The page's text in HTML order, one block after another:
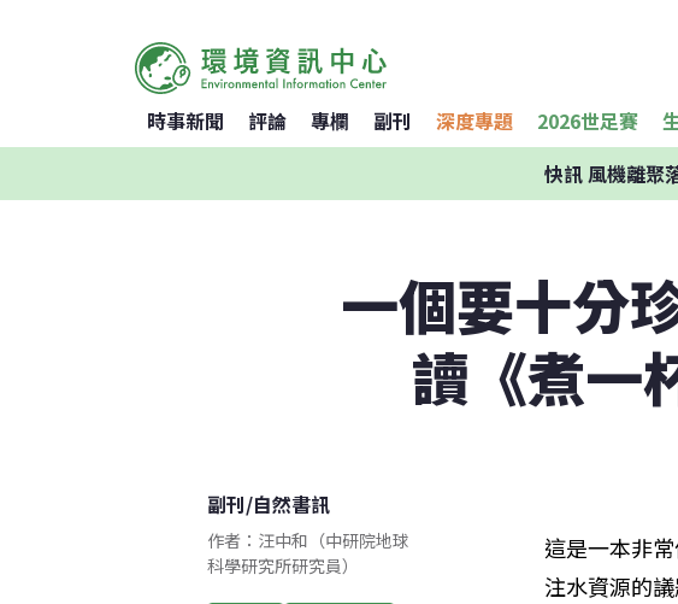
時事新聞 評論 專欄 副刊 深度專題 2026世足賽
快訊風機離聚
一個要十分
讀《煮一
副刊/自然書訊
作者：汪中和（中研院地球
科學研究所研究員）
這是一本非
注水資源的